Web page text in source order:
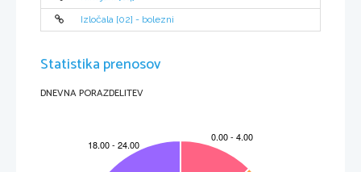
86%
Izločala [02] - bolezni
Statistika prenosov
DNEVNA PORAZDELITEV